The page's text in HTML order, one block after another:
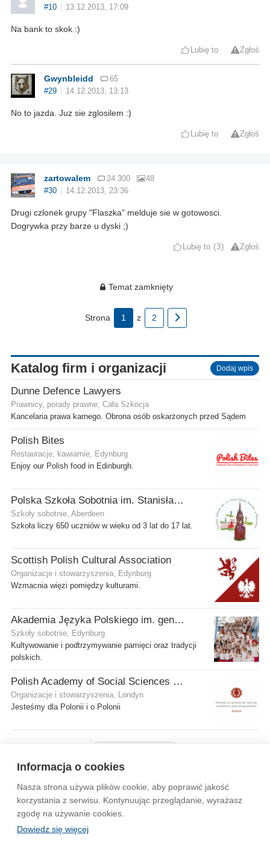
Informacja o cookies
Nasza strona używa plików cookie, aby poprawić jakość
korzystania z serwisu. Kontynuując przeglądanie, wyrażasz
zgodę na używanie cookies.
Dowiedz się więcej
#10 13.12.2013, 17:09
Na bank to skok :)
Lubię to Zgłoś
Gwynbleidd
65
#29
14.12.2013, 13:13
No to jazda. Juz sie zglosilem :)
Lubię to Zgłoś
zartowalem 24 300
48
#30
14.12.2013, 23:36
Drugi czlonek grupy "Flaszka" melduje sie w gotowosci.
Dogrywka przy barze u dyski ;)
Lubię to 3 Zgłoś
Temat zamknięty
Strona 1 z 2
Katalog firm i organizacji Dodaj wpis
Dunne Defence Lawyers
Prawnicy, porady prawne, Cała Szkocja
Kancelaria prawa karnego. Obrona osób oskarżonych przed Sądem
Polish Bites
Restauracje, kawiarnie, Edynburg
Enjoy our Polish food in Edinburgh.
Polska Szkoła Sobotnia im. Stanisława Kostki
Szkoły sobotnie, Aberdeen
Szkoła liczy 650 uczniów w wieku od 3 lat do 17 lat.
Scottish Polish Cultural Association
Organizacje i stowarzyszenia, Edynburg
Wzmacnia więzi pomiędzy kulturami.
Akademia Języka Polskiego im. gen. Stanisława Maczka przy ECP
Szkoły sobotnie, Edynburg
Kultywowanie i podtrzymywanie pamięci oraz tradycji
polskich.
Polish Academy of Social Sciences and Humanities Ltd
Organizacje i stowarzyszenia, Londyn
Jesteśmy dla Polonii i o Polonii
Wytyczne dla społeczności Regulamin Prywatność
Reklama Kontakt